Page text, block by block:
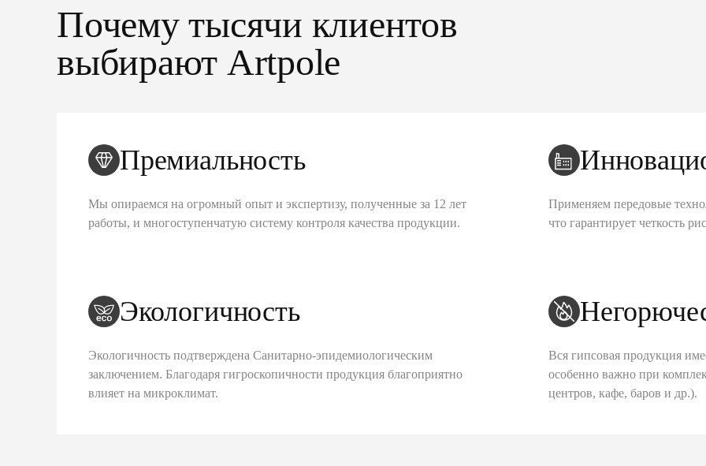
Почему тысячи клиентов
выбирают Artpole
Премиальность
Мы опираемся на огромный опыт и экспертизу, полученные за 12 лет
работы, и многоступенчатую систему контроля качества продукции.
Применяем передовые
что гарантирует четкость
Экологичность
Экологичность подтверждена Санитарно-эпидемиологическим
заключением. Благодаря гигроскопичности продукция благоприятно
влияет на микроклимат.
Вся гипсовая продукция
особенно важно при
центров, кафе, баров и др.).